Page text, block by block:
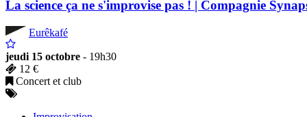
La science ça ne s'improvise pas ! | Compagnie
Eurêkafé
jeudi 15 octobre - 19h30
12 €
Concert et club